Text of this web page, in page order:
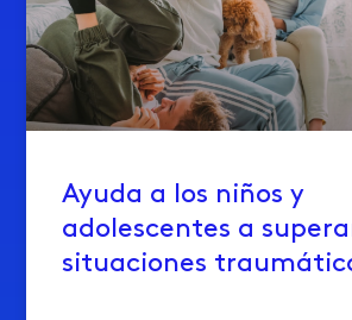
Ayuda a los niños y
adolescentes a
situaciones